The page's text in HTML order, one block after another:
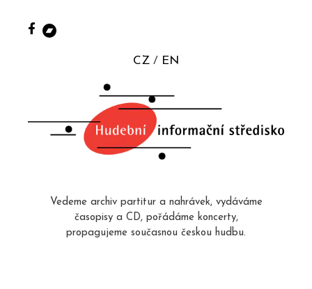
CZ EN
Vedeme archiv partitur a nahrávek, vydáváme
časopisy a CD, pořádáme koncerty,
propagujeme současnou českou hudbu.